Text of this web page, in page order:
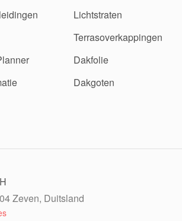
Lichtstraten
Terrasoverkappingen
Dakfolie
Dakgoten
Zeven, Duitsland